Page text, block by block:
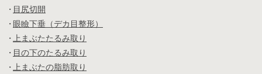
目尻切開
眼瞼下垂（デカ目整形）
上まぶたたるみ取り
目の下のたるみ取り
上まぶたの脂肪取り